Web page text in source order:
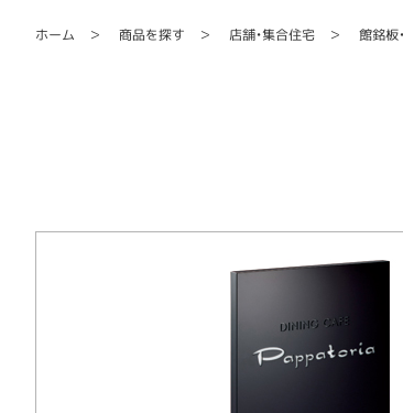
ホーム 商品を探す 店舗・集合住宅 館銘板